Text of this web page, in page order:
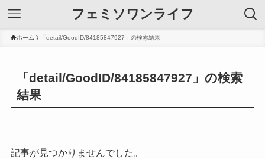
フェミソワンライフ
ホーム 「detail/GoodID/84185847927」の検索結果
「detail/GoodID/84185847927」の検索
結果
記事が見つかりませんでした。